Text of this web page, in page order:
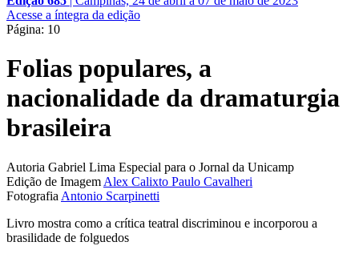
Acesse a íntegra da edição
Página: 10
Folias populares, a
nacionalidade da dramaturgia
brasileira
Autoria Gabriel Lima Especial para o Jornal da Unicamp
Edição de Imagem Alex Calixto Paulo Cavalheri
Fotografia Antonio Scarpinetti
Livro mostra como a crítica teatral discriminou e incorporou a
brasilidade de folguedos